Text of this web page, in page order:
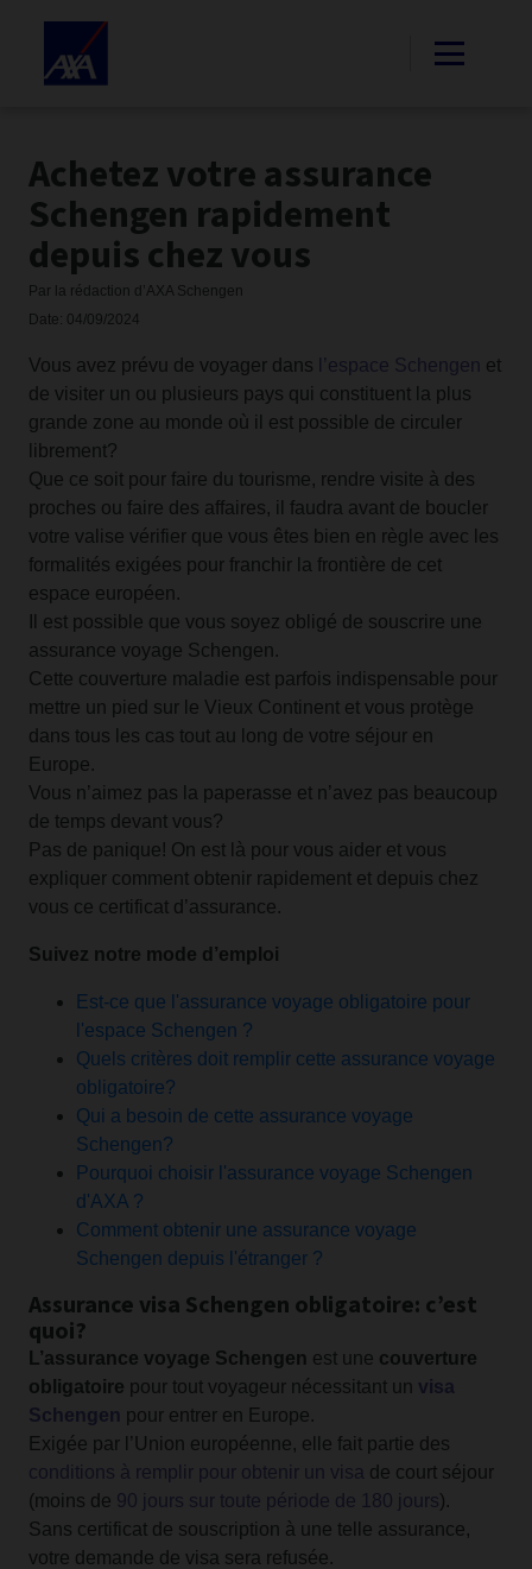
Achetez votre assurance
Schengen rapidement
depuis chez vous
Par la rédaction d’AXA Schengen
Date: 04/09/2024
Vous avez prévu de voyager dans l’espace Schengen
et
de visiter un ou plusieurs pays qui constituent la plus
grande zone au monde où il est possible de circuler
librement?
Que ce soit pour faire du tourisme, rendre visite à des
proches ou faire des affaires, il faudra avant de boucler
votre valise vérifier que vous êtes bien en règle avec les
formalités exigées pour franchir la frontière de cet
espace européen.
Il est possible que vous soyez obligé de souscrire une
assurance voyage Schengen.
Cette couverture maladie est parfois indispensable pour
mettre un pied sur le Vieux Continent et vous protège
dans tous les cas tout au long de votre séjour en
Europe.
Vous n’aimez pas la paperasse et n’avez pas beaucoup
de temps devant vous?
Pas de panique! On est là pour vous aider et vous
expliquer comment obtenir rapidement et depuis chez
vous ce certificat d’assurance.
Suivez notre mode d’emploi
Est-ce que l'assurance voyage obligatoire pour
l'espace Schengen ?
Quels critères doit remplir cette assurance voyage
obligatoire?
Qui a besoin de cette assurance voyage
Schengen?
Pourquoi choisir l'assurance voyage Schengen
d'AXA ?
Comment obtenir une assurance voyage
Schengen depuis l'étranger ?
Assurance visa Schengen obligatoire: c’est
quoi?
L’assurance voyage Schengen est une couverture
obligatoire pour tout voyageur nécessitant un visa
Schengen pour entrer en Europe.
Exigée par l’Union européenne, elle fait partie des
conditions à remplir pour obtenir un visa de court séjour
(moins de 90 jours sur toute période de 180 jours).
Sans certificat de souscription à une telle assurance,
votre demande de visa sera refusée.